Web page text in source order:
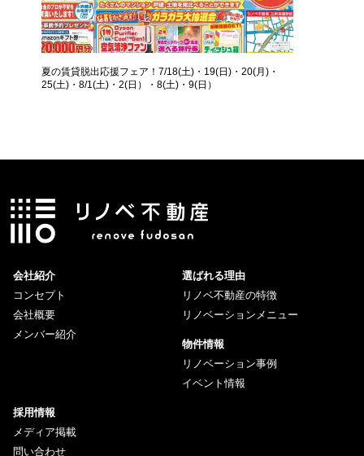
夏の賃貸脱出応援フェア！7/18(土)・19(日)・20(月)・
25(土)・8/1(土)・2(日）・8(土)・9(日）
会社紹介
コンセプト
会社概要
メンバー紹介
選ばれる理由
リノベ不動産の特徴
リノベーションメニュー
物件情報
リノベーション事例
イベント情報
採用情報
メディア掲載
問い合わせ